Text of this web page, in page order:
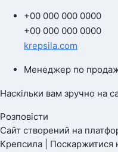
+00 000 000 0000
+00 000 000 0000
krepsila.com
Менеджер по
Наскільки вам зручно на
Розповісти
Сайт створений на
Крепсила | Поскаржитися